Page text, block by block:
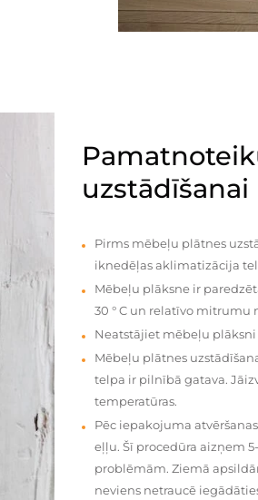
uzstādīšanai
Pirms mēbeļu plātnes
iknedēļas aklimatizācija
Mēbeļu plāksne ir
30 ° C un relatīvo mitrumu
Neatstājiet mēbeļu
Mēbeļu plātnes
telpa ir pilnībā gatava.
temperatūras.
Pēc iepakojuma
eļļu. Šī procedūra aizņem
problēmām. Ziemā
neviens netraucē